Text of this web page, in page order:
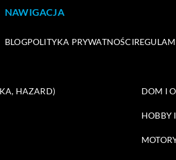
NAWIGACJA
BLOGPOLITYKA PRYWATNOŚCI
HAZARD) DOM I
HOBBY